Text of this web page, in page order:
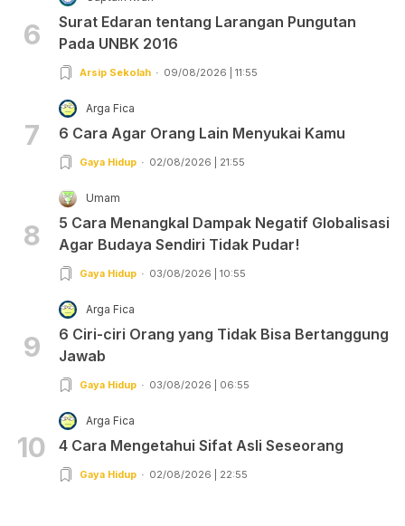
6
Surat Edaran tentang Larangan Pungutan
Pada UNBK 2016
Arsip Sekolah 09/08/2026 | 11:55
7
Arga Fica
6 Cara Agar Orang Lain Menyukai Kamu
Gaya Hidup 02/08/2026 | 21:55
8
Umam
5 Cara Menangkal Dampak Negatif Globalisasi
Agar Budaya Sendiri Tidak Pudar!
Gaya Hidup 03/08/2026 | 10:55
9
Arga Fica
6 Ciri-ciri Orang yang Tidak Bisa Bertanggung
Jawab
Gaya Hidup 03/08/2026 | 06:55
10
Arga Fica
4 Cara Mengetahui Sifat Asli Seseorang
Gaya Hidup 02/08/2026 | 22:55